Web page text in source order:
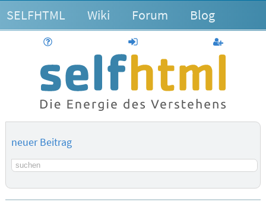
SELFHTML Wiki Forum Blog
anmelden
neuer Beitrag
Suchbegriff